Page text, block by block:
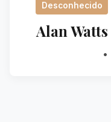
Desconhecido
Alan Watts
•